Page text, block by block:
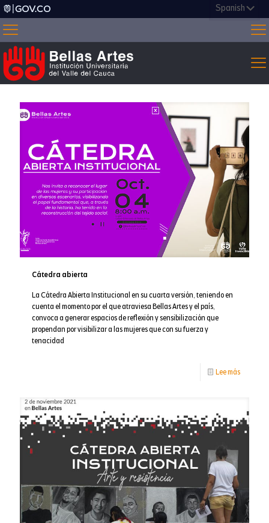
Cátedra abierta
La Cátedra Abierta Institucional en su cuarta versión, teniendo en
cuenta el momento por el que atraviesa Bellas Artes y el país,
convoca a generar espacios de reflexión y sensibilización que
propendan por visibilizar a las mujeres que con su fuerza y
tenacidad
Lee más-